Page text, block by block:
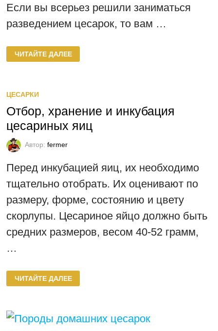
Если вы всерьез решили заниматься
разведением цесарок, то вам …
КОМПЛЕКТОВАНИЕ
РОДИТЕЛЬСКОГО
СТАДА
ЧИТАЙТЕ ДАЛЕЕ
ЦЕСАРКИ
Отбор, хранение и инкубация
цесариных яиц
Автор: fermer
Перед инкубацией яиц, их необходимо
тщательно отобрать. Их оценивают по
размеру, форме, состоянию и цвету
скорлупы. Цесариное яйцо должно быть
средних размеров, весом 40-52 грамм,
…
ОТБОР,
ХРАНЕНИЕ
И
ЧИТАЙТЕ ДАЛЕЕ